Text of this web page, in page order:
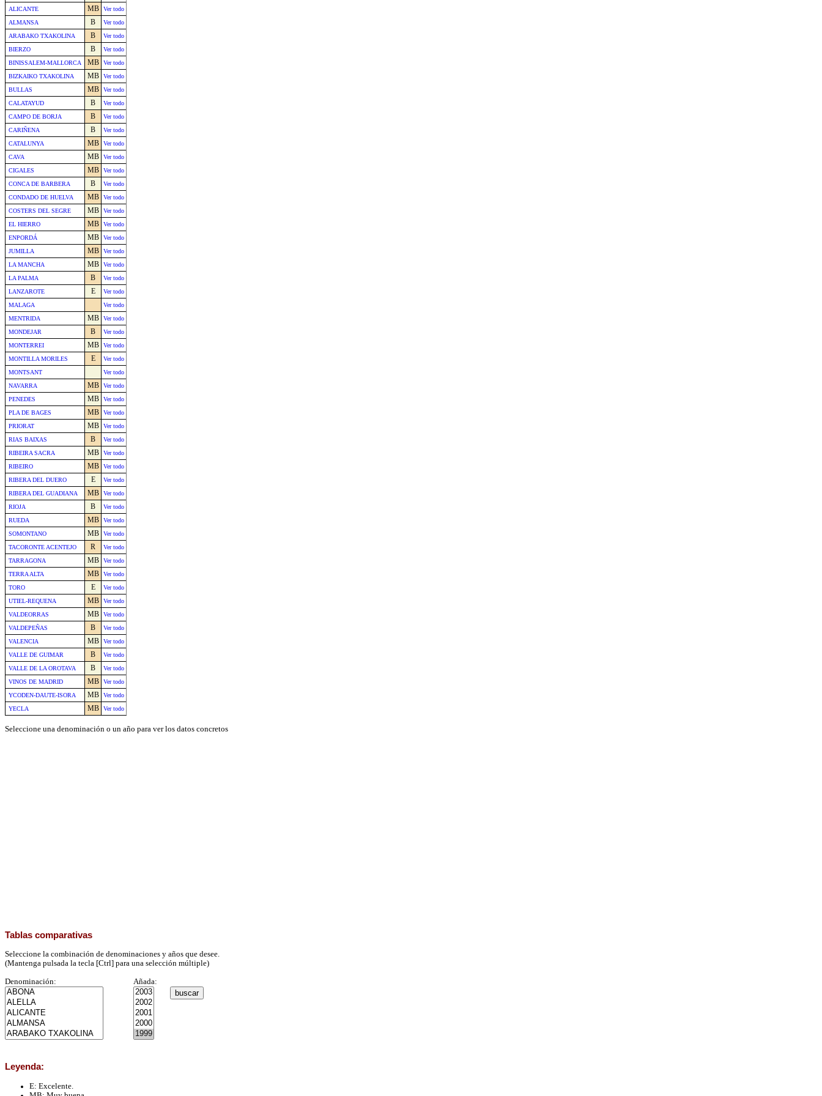
ALICANTE MB
Ver todo
ALMANSA
B
Ver todo
ARABAKO TXAKOLINA
B
Ver todo
BIERZO
B
Ver todo
BINISSALEM-MALLORCA
MB
Ver todo
BIZKAIKO TXAKOLINA
MB
Ver todo
BULLAS
MB
Ver todo
CALATAYUD
B
Ver todo
CAMPO DE BORJA
B
Ver todo
CARIÑENA
B
Ver todo
CATALUNYA
MB
Ver todo
CAVA
MB
Ver todo
CIGALES
MB
Ver todo
CONCA DE BARBERA
B
Ver todo
CONDADO DE HUELVA
MB
Ver todo
COSTERS DEL SEGRE
MB
Ver todo
EL HIERRO
MB
Ver todo
ENPORDÁ
MB
Ver todo
JUMILLA
MB
Ver todo
LA MANCHA
MB
Ver todo
LA PALMA
B
Ver todo
LANZAROTE
E
Ver todo
MALAGA
Ver todo
MENTRIDA
MB
Ver todo
MONDEJAR
B
Ver todo
MONTERREI
MB
Ver todo
MONTILLA MORILES
E
Ver todo
MONTSANT
Ver todo
NAVARRA
MB
Ver todo
PENEDES
MB
Ver todo
PLA DE BAGES
MB
Ver todo
PRIORAT
MB
Ver todo
RIAS BAIXAS
B
Ver todo
RIBEIRA SACRA
MB
Ver todo
RIBEIRO
MB
Ver todo
RIBERA DEL DUERO
E
Ver todo
RIBERA DEL GUADIANA
MB
Ver todo
RIOJA
B
Ver todo
RUEDA
MB
Ver todo
SOMONTANO
MB
Ver todo
TACORONTE ACENTEJO
R
Ver todo
TARRAGONA
MB
Ver todo
TERRA ALTA
MB
Ver todo
TORO
E
Ver todo
UTIEL-REQUENA
MB
Ver todo
VALDEORRAS
MB
Ver todo
VALDEPEÑAS
B
Ver todo
VALENCIA
MB
Ver todo
VALLE DE GUIMAR
B
Ver todo
VALLE DE LA OROTAVA
B
Ver todo
VINOS DE MADRID
MB
Ver todo
YCODEN-DAUTE-ISORA
MB
Ver todo
YECLA
MB Ver todo
Seleccione una denominación o un año para ver los datos concretos
Tablas comparativas
Seleccione la combinación de denominaciones y años que desee.
(Mantenga pulsada la tecla [Ctrl] para una selección múltiple)
Denominación: Añada:
Leyenda:
E: Excelente.